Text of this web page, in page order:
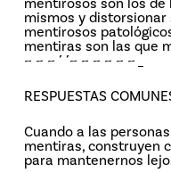
mismos y distorsionar
mentirosos
mentiras son las que
~ ~ ~ ´ ´~ ~ ~ ~ ~ ~ _
RESPUESTAS
Cuando a las
mentiras, construyen
para mantenernos